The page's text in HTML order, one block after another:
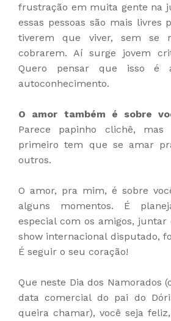
frustração em muita gente na
essas pessoas são mais livres
tiverem que viver, sem se
cobrarem. Aí surge jovem
Quero pensar que isso é
autoconhecimento.
O amor também é sobre
Parece papinho clichê, mas
primeiro tem que se amar
outros.
O amor, pra mim, é sobre
alguns momentos. É
especial com os amigos,
show internacional disputado,
É seguir o seu coração!
Que neste Dia dos Namorados
data comercial do pai do
queira chamar), você seja